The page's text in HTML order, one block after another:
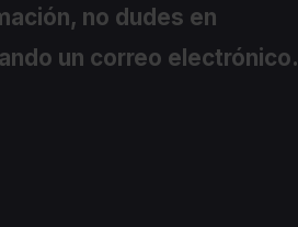
no dudes en
un correo electrónico.